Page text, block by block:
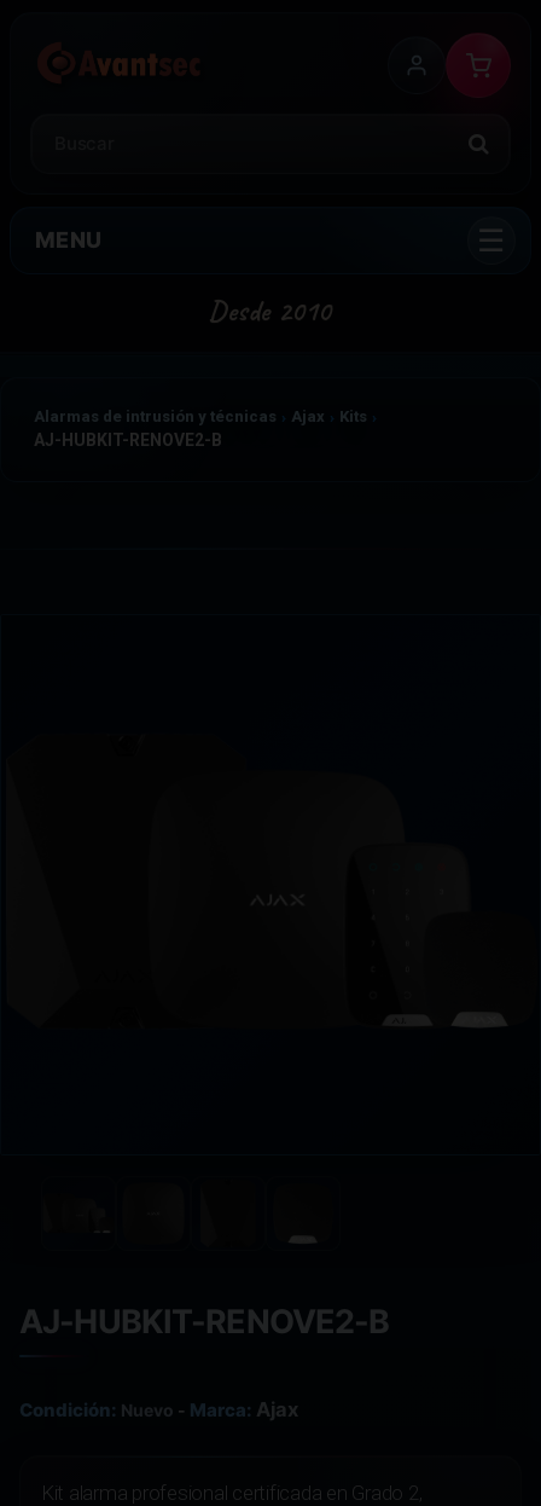
MENU
Alarmas de intrusión y técnicas Ajax Kits
AJ-HUBKIT-RENOVE2-B
AJ-HUBKIT-RENOVE2-B
Condición: Nuevo - Marca: Ajax
Kit alarma profesional certificada en Grado 2,